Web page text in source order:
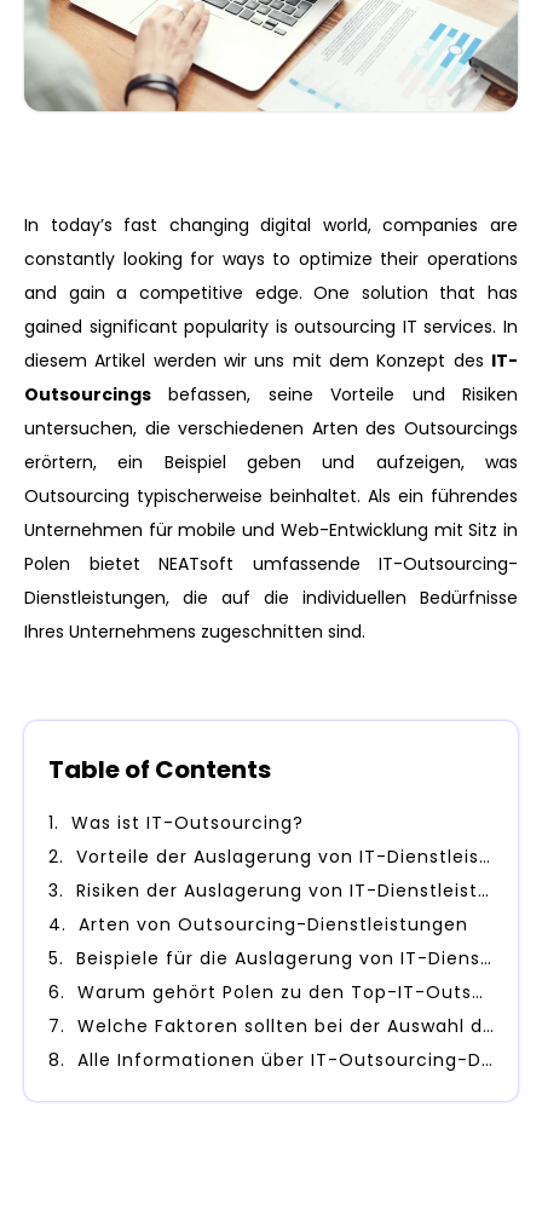
In today’s fast changing digital world, companies are
constantly looking for ways to optimize their operations
and gain a competitive edge. One solution that has
gained significant popularity is outsourcing IT services. In
diesem Artikel werden wir uns mit dem Konzept des IT-
Outsourcings befassen, seine Vorteile und Risiken
untersuchen, die verschiedenen Arten des Outsourcings
erörtern, ein Beispiel geben und aufzeigen, was
Outsourcing typischerweise beinhaltet. Als ein führendes
Unternehmen für mobile und Web-Entwicklung mit Sitz in
Polen bietet NEATsoft umfassende IT-Outsourcing-
Dienstleistungen, die auf die individuellen Bedürfnisse
Ihres Unternehmens zugeschnitten sind.
Table of Contents
Was ist IT-Outsourcing?
Vorteile der Auslagerung von IT-Dienstleistungen
Risiken der Auslagerung von IT-Dienstleistungen
Arten von Outsourcing-Dienstleistungen
Beispiele für die Auslagerung von IT-Dienstleistungen
Warum gehört Polen zu den Top-IT-Outsourcing-Ländern im Jahr 2023?
Welche Faktoren sollten bei der Auswahl des richtigen Partners für das Outsourcing der Softwareentwicklung berücksichtigt werden?
Alle Informationen über IT-Outsourcing-Dienstleistungen zusammenfassen.